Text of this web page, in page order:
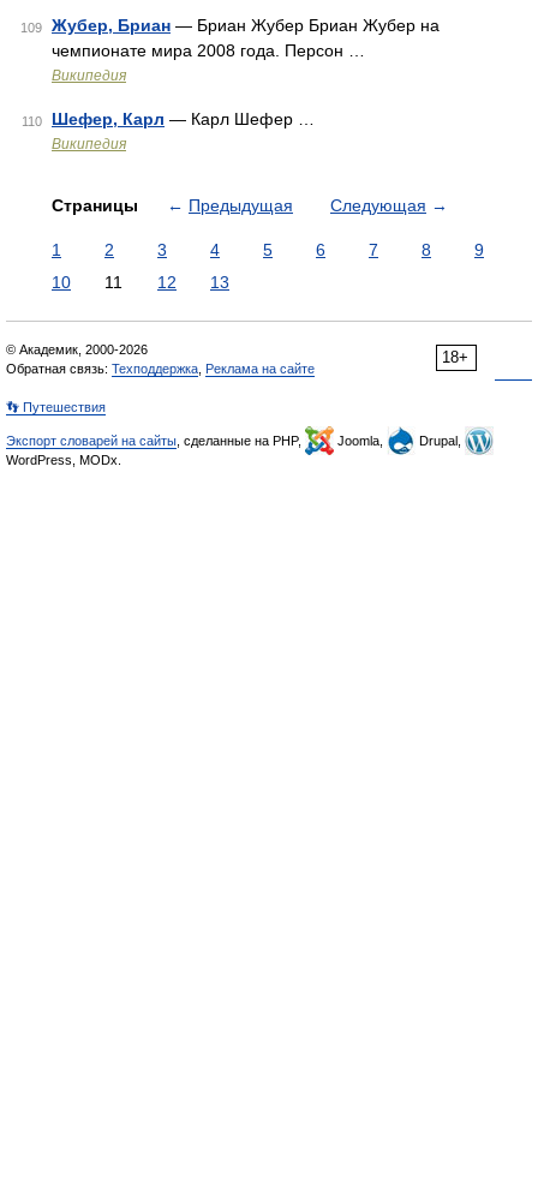
109 Жубер, Бриан — Бриан Жубер Бриан Жубер на
чемпионате мира 2008 года. Персон …
Википедия
110 Шефер, Карл — Карл Шефер …
Википедия
Страницы ← Предыдущая Следующая →
1 2 3 4 5 6 7 8
9
10
11 12 13
18+
© Академик, 2000-2026
Обратная связь: Техподдержка Реклама на сайте
👣 Путешествия
Экспорт словарей на сайты , сделанные на PHP, Joomla,
Drupal,
WordPress, MODx.